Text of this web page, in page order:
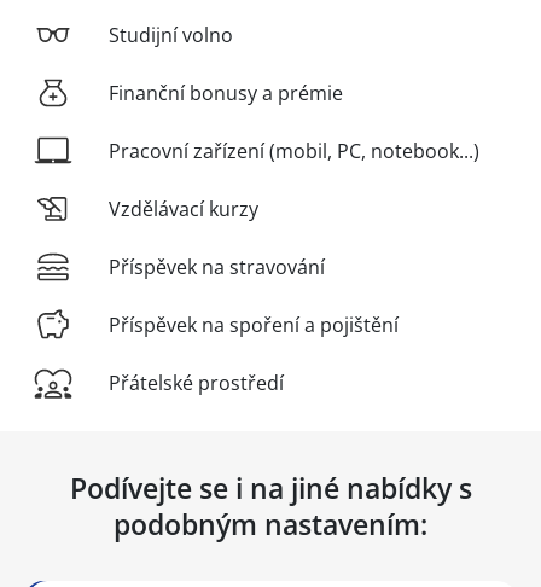
Studijní volno
Finanční bonusy a prémie
Pracovní zařízení (mobil, PC, notebook...)
Vzdělávací kurzy
Příspěvek na stravování
Příspěvek na spoření a pojištění
Přátelské prostředí
Podívejte se i na jiné nabídky s
podobným nastavením: